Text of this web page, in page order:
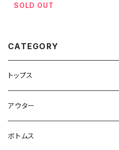
SOLD OUT
CATEGORY
トップス
スウェット・パーカー
Tシャツ
アウター
ジャケット・ブルゾン
ボトムス